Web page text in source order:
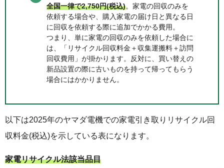
全国一律で2,750円(税込)。家電の回収のみを
依頼する場合や、購入家電の届け日と異なる日
に回収を依頼する際に追加でかかる費用。
つまり、単に家電の回収のみを依頼した場合に
は、「リサイクル回収料金＋収集運搬料＋訪問
回収費用」が掛かります。反対に、買い替えの
新品設置の際に古いものを持って帰ってもらう
場合にはかかりません。
以下は2025年のヤマダ電機での家電引き取りリサイクル回
収料金(税込)を示している表になります。
家電リサイクル法該当品目